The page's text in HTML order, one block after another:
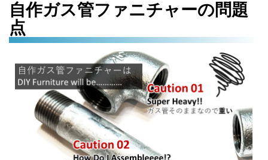
自作ガス管ファニチャーの問題
点